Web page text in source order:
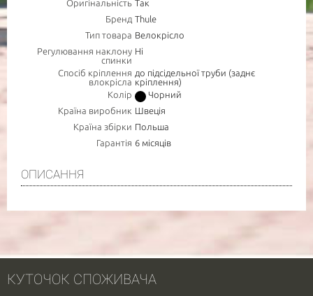
Оригінальність Так
Бренд Thule
Тип товара Велокрісло
Регулювання наклону
спинки
Ні
Спосіб кріплення
влокрісла
до підсідельної труби (заднє
кріплення)
Колір
Чорний
Країна виробник Швеція
Країна збірки Польша
Гарантія 6 місяців
ОПИСАННЯ
КУТОЧОК СПОЖИВАЧА
НОМЕР МОБ. ТЕЛЕФОНУ (SMS)
Повідомте про зразкову дату доставки товару